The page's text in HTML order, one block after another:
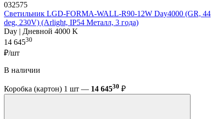
032575
Светильник LGD-FORMA-WALL-R90-12W Day4000 (GR, 44
deg, 230V) (Arlight, IP54 Металл, 3 года)
Day | Дневной 4000 K
14 64530
₽/шт
В наличии
Коробка (картон) 1 шт — 14 64530 ₽